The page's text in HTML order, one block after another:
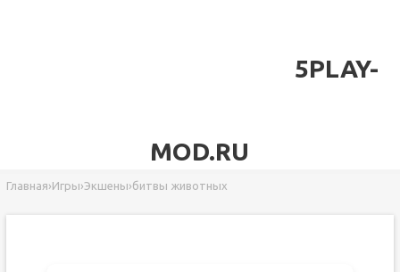
5PLAY-
MOD.RU
Главная›Игры›Экшены›битвы животных